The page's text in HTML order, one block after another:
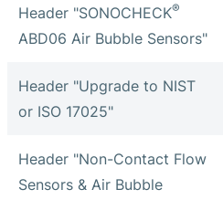
Header "SONOCHECK®
ABD06 Air Bubble Sensors"
Header "Upgrade to NIST
or ISO 17025"
Header "Non-Contact Flow
Sensors & Air Bubble